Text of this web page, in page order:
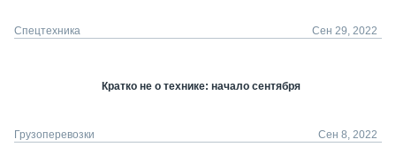
Спецтехника Сен 29, 2022
Кратко не о технике: начало сентября
Грузоперевозки Сен 8, 2022